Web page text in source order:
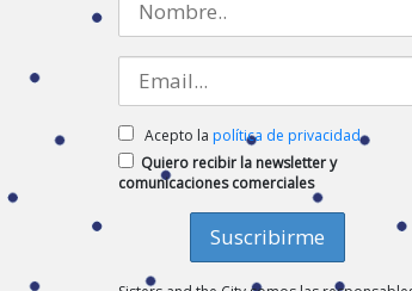
Acepto la política de privacidad
Quiero recibir la newsletter y
comunicaciones comerciales